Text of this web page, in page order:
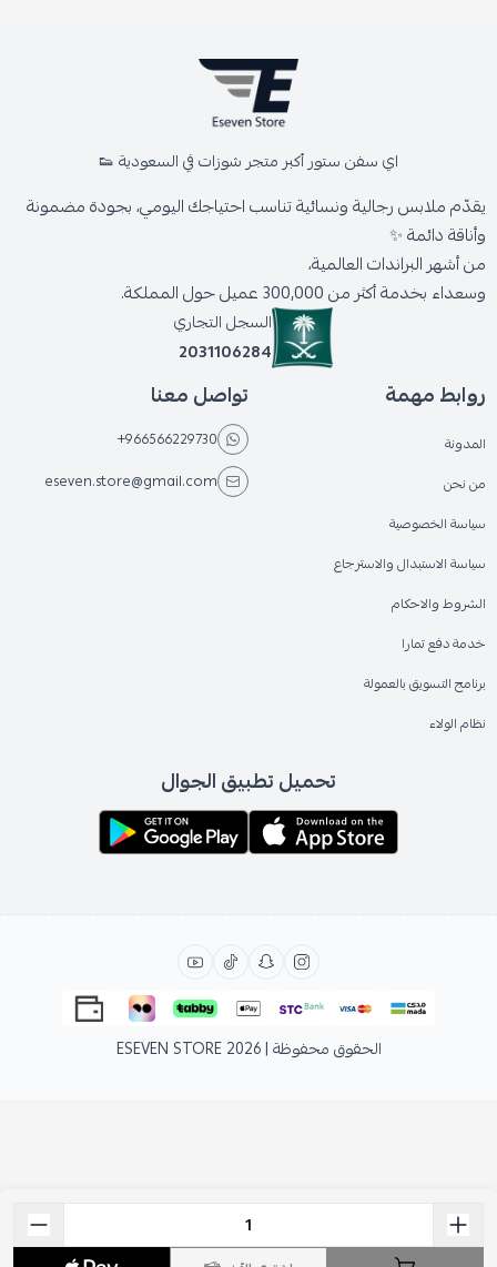
اي سفن ستور أكبر متجر شوزات في السعودية 👟
يقدّم ملابس رجالية ونسائية تناسب احتياجك اليومي، بجودة مضمونة
وأناقة دائمة ✨
من أشهر البراندات العالمية،
وسعداء بخدمة أكثر من 300,000 عميل حول المملكة.
السجل التجاري
2031106284
روابط مهمة
المدونة
من نحن
سياسة الخصوصية
سياسة الاستبدال والاسترجاع
الشروط والاحكام
خدمة دفع تمارا
برنامج التسويق بالعمولة
نظام الولاء
تواصل معنا
+966566229730
eseven.store@gmail.com
تحميل تطبيق الجوال
الحقوق محفوظة | 2026 ESEVEN STORE